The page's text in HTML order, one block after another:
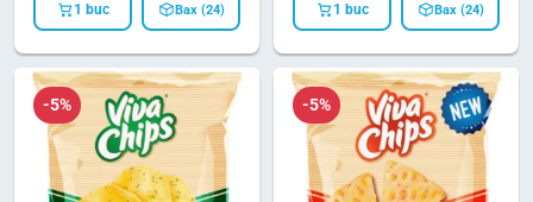
1 buc Bax (24) 1 buc Bax (24)
-5% -5%